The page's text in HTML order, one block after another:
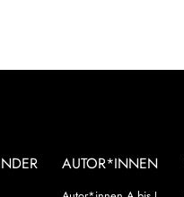
AUTOR*INNEN